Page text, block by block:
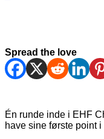
Spread the love
Én runde inde i EHF
have sine første point